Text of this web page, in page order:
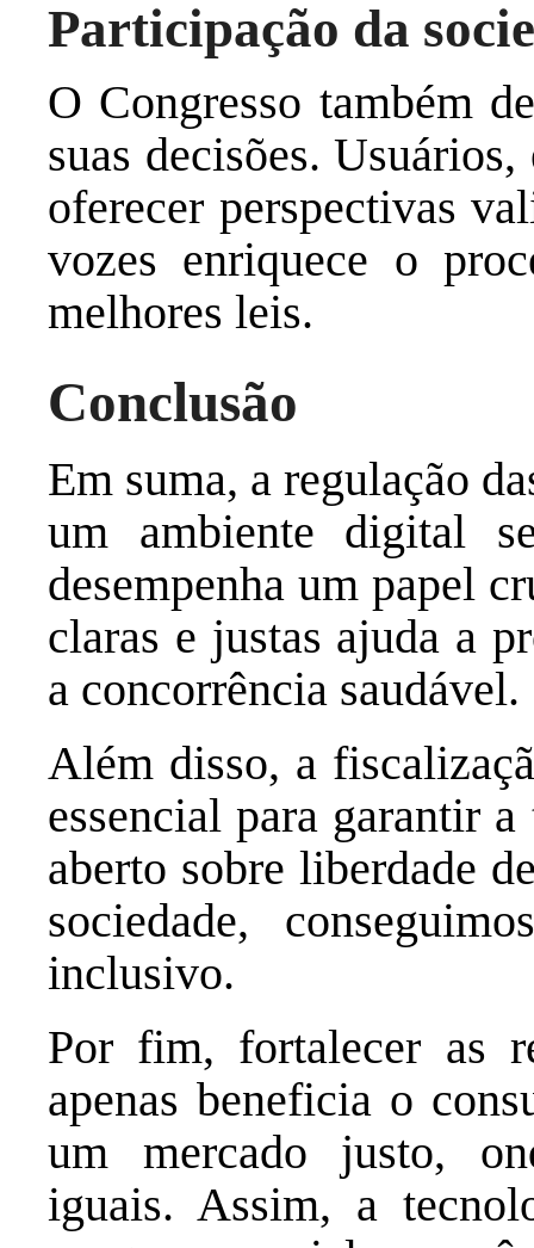
Participação da
O Congresso também
suas decisões.
oferecer perspectivas
vozes enriquece o
melhores leis.
Conclusão
Em suma, a regulação
um ambiente digital
desempenha um papel
claras e justas ajuda a
a concorrência saudável.
Além disso, a
essencial para garantir
aberto sobre liberdade
sociedade,
inclusivo.
Por fim, fortalecer as
apenas beneficia o
um mercado justo,
iguais. Assim, a